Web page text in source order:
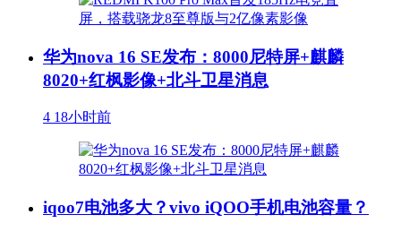
华为nova 16 SE发布：8000尼特屏+麒麟
8020+红枫影像+北斗卫星消息
4 18小时前
iqoo7电池多大？vivo iQOO手机电池容量？